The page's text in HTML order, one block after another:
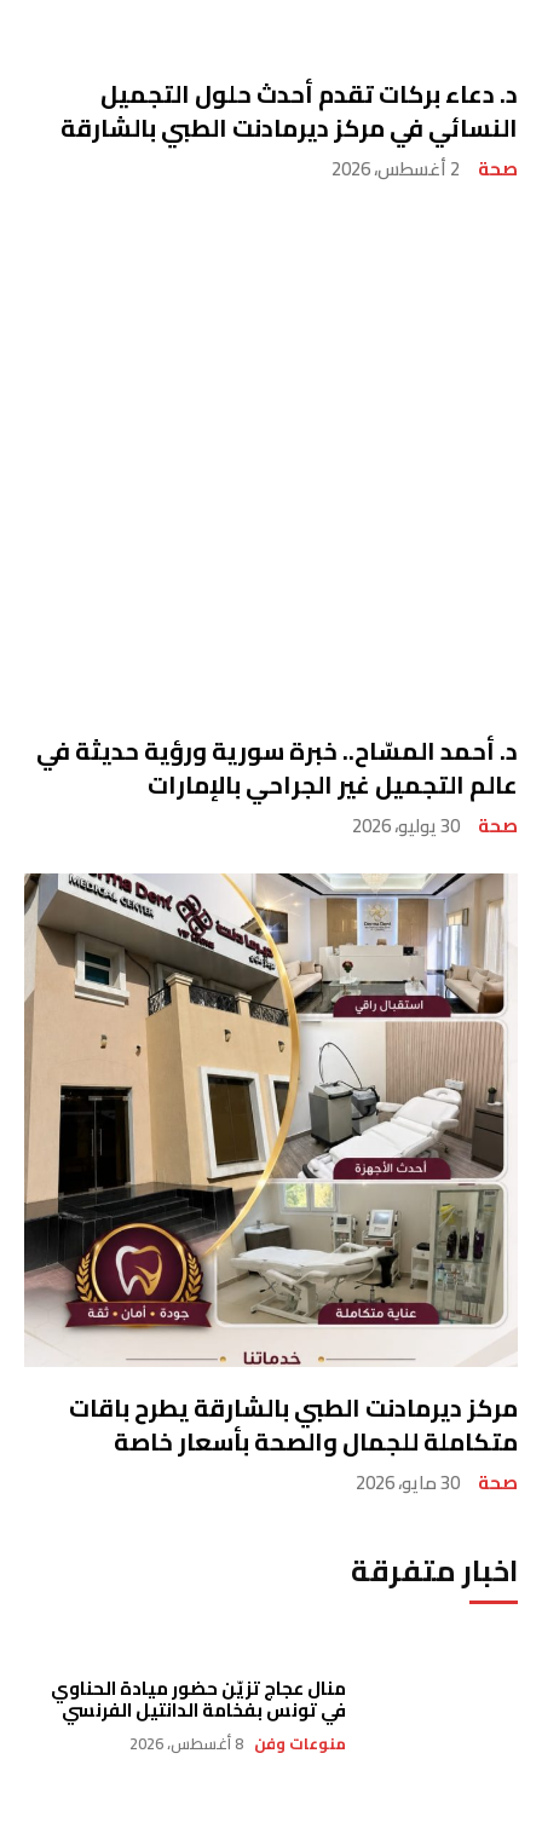
د. دعاء بركات تقدم أحدث حلول التجميل
النسائي في مركز ديرمادنت الطبي بالشارقة
صحة 2 أغسطس، 2026
د. أحمد المسّاح.. خبرة سورية ورؤية حديثة في
عالم التجميل غير الجراحي بالإمارات
صحة 30 يوليو، 2026
مركز ديرمادنت الطبي بالشارقة يطرح باقات
متكاملة للجمال والصحة بأسعار خاصة
صحة 30 مايو، 2026
اخبار متفرقة
منال عجاج تزيّن حضور ميادة الحناوي
في تونس بفخامة الدانتيل الفرنسي
منوعات وفن 8 أغسطس، 2026